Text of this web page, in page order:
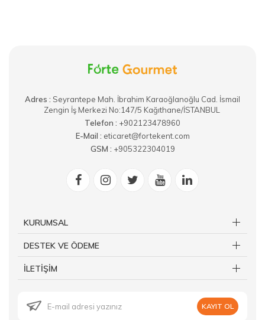
Adres : ​Seyrantepe Mah. İbrahim Karaoğlanoğlu Cad. İsmail
Zengin İş Merkezi No:147/5 Kağıthane/İSTANBUL
Telefon : +902123478960
E-Mail : eticaret@fortekent.com
GSM : +905322304019
KURUMSAL
DESTEK VE ÖDEME
İLETİŞİM
KAYIT OL